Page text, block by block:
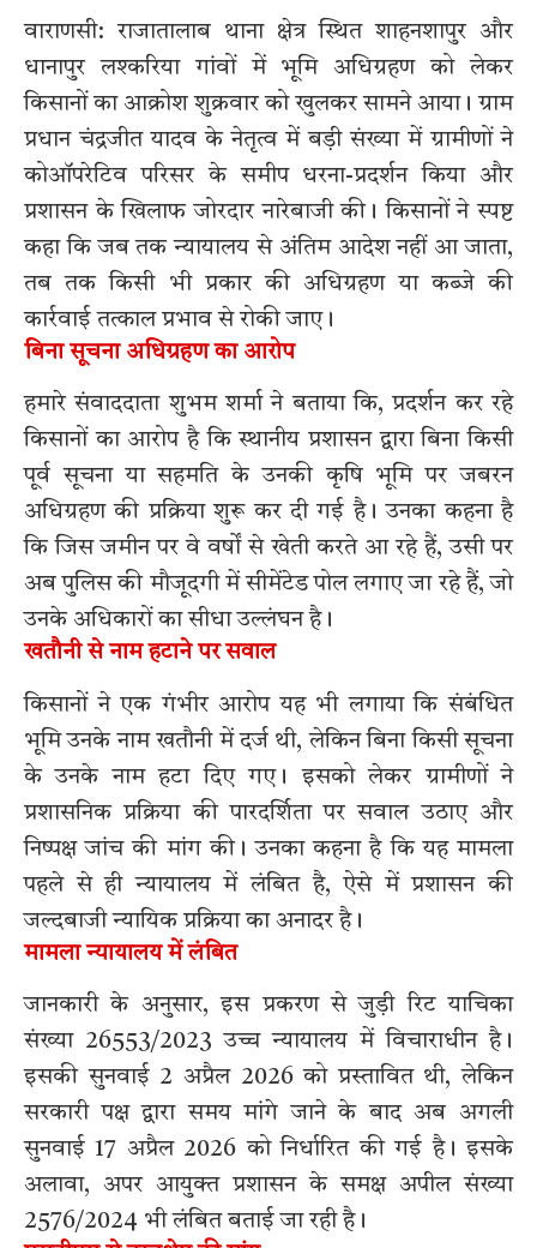
वाराणसी: राजातालाब थाना क्षेत्र स्थित शाहनशापुर और
धानापुर लश्करिया गांवों में भूमि अधिग्रहण को लेकर
किसानों का आक्रोश शुक्रवार को खुलकर सामने आया। ग्राम
प्रधान चंद्रजीत यादव के नेतृत्व में बड़ी संख्या में ग्रामीणों ने
कोऑपरेटिव परिसर के समीप धरना-प्रदर्शन किया और
प्रशासन के खिलाफ जोरदार नारेबाजी की। किसानों ने स्पष्ट
कहा कि जब तक न्यायालय से अंतिम आदेश नहीं आ जाता,
तब तक किसी भी प्रकार की अधिग्रहण या कब्जे की
कार्रवाई तत्काल प्रभाव से रोकी जाए।
बिना सूचना अधिग्रहण का आरोप
हमारे संवाददाता शुभम शर्मा ने बताया कि, प्रदर्शन कर रहे
किसानों का आरोप है कि स्थानीय प्रशासन द्वारा बिना किसी
पूर्व सूचना या सहमति के उनकी कृषि भूमि पर जबरन
अधिग्रहण की प्रक्रिया शुरू कर दी गई है। उनका कहना है
कि जिस जमीन पर वे वर्षों से खेती करते आ रहे हैं, उसी पर
अब पुलिस की मौजूदगी में सीमेंटेड पोल लगाए जा रहे हैं, जो
उनके अधिकारों का सीधा उल्लंघन है।
खतौनी से नाम हटाने पर सवाल
किसानों ने एक गंभीर आरोप यह भी लगाया कि संबंधित
भूमि उनके नाम खतौनी में दर्ज थी, लेकिन बिना किसी सूचना
के उनके नाम हटा दिए गए। इसको लेकर ग्रामीणों ने
प्रशासनिक प्रक्रिया की पारदर्शिता पर सवाल उठाए और
निष्पक्ष जांच की मांग की। उनका कहना है कि यह मामला
पहले से ही न्यायालय में लंबित है, ऐसे में प्रशासन की
जल्दबाजी न्यायिक प्रक्रिया का अनादर है।
मामला न्यायालय में लंबित
जानकारी के अनुसार, इस प्रकरण से जुड़ी रिट याचिका
संख्या 26553/2023 उच्च न्यायालय में विचाराधीन है।
इसकी सुनवाई 2 अप्रैल 2026 को प्रस्तावित थी, लेकिन
सरकारी पक्ष द्वारा समय मांगे जाने के बाद अब अगली
सुनवाई 17 अप्रैल 2026 को निर्धारित की गई है। इसके
अलावा, अपर आयुक्त प्रशासन के समक्ष अपील संख्या
2576/2024 भी लंबित बताई जा रही है।